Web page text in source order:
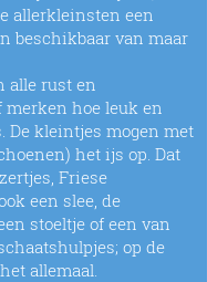
allerkleinsten een
beschikbaar van maar
alle rust en
merken hoe leuk en
De kleintjes mogen met
het ijs op. Dat
Friese
een slee, de
stoeltje of een van
op de
allemaal.